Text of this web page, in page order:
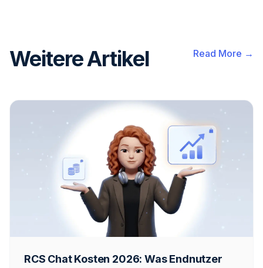
Weitere Artikel Read More →
RCS Chat Kosten 2026: Was Endnutzer